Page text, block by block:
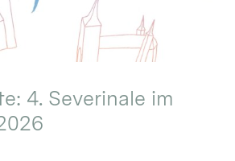
4. Severinale im